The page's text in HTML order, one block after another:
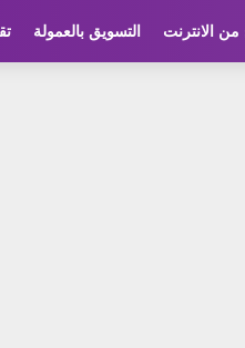
من الانترنت التسويق بالعمولة